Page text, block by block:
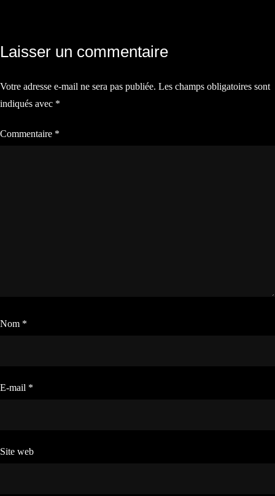
l’article
Laisser un commentaire
Votre adresse e-mail ne sera pas publiée. Les champs obligatoires sont
indiqués avec *
Commentaire *
Nom *
E-mail *
Site web